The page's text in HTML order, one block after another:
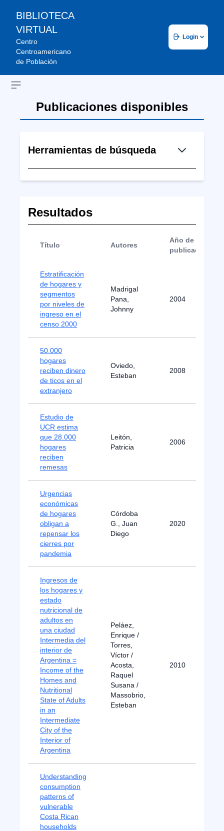
BIBLIOTECA
VIRTUAL
Centro
Centroamericano
de Población
Login
Open sidebar
Publicaciones disponibles
Herramientas de búsqueda
Resultados
Título Autores
Año de
publicación
Estratificación
de hogares y
segmentos
por niveles de
ingreso en el
censo 2000
Madrigal
Pana,
Johnny
2004
50.000
hogares
reciben dinero
de ticos en el
extranjero
Oviedo,
Esteban
2008
Estudio de
UCR estima
que 28.000
hogares
reciben
remesas
Leitón,
Patricia
2006
Urgencias
económicas
de hogares
obligan a
repensar los
cierres por
pandemia
Córdoba
G., Juan
Diego
2020
Ingresos de
los hogares y
estado
nutricional de
adultos en
una ciudad
Intermedia del
interior de
Argentina =
Income of the
Homes and
Nutritional
State of Adults
in an
Intermediate
City of the
Interior of
Argentina
Peláez,
Enrique /
Torres,
Víctor /
Acosta,
Raquel
Susana /
Massobrio,
Esteban
2010
Understanding
consumption
patterns of
vulnerable
Costa Rican
households